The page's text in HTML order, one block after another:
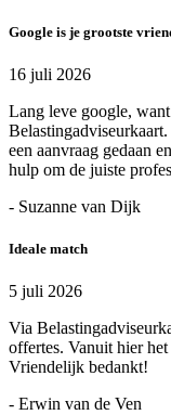
Google is je grootste
16 juli 2026
Lang leve google,
een aanvraag gedaan
hulp om de juiste
- Suzanne van Dijk
Ideale match
5 juli 2026
Via
offertes. Vanuit hier
Vriendelijk bedankt!
- Erwin van de Ven